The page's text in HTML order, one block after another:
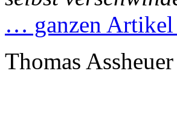
… ganzen Artikel
Thomas